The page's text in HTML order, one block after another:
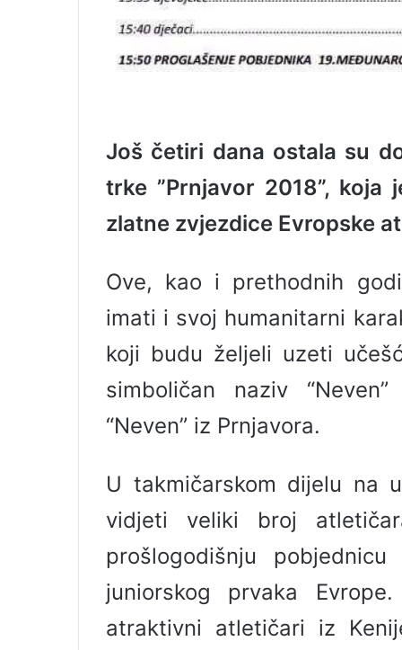
Još četiri dana ostala su
trke ”Prnjavor 2018”,
zlatne zvjezdice Evropske
Ove, kao i prethodnih
imati i svoj humanitarni
koji budu željeli uzeti
simboličan naziv
“Neven” iz Prnjavora.
U takmičarskom dijelu na
vidjeti veliki broj
prošlogodišnju
juniorskog prvaka
atraktivni atletičari iz